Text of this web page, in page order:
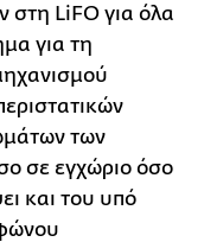
στη LiFO για όλα
για τη
των
σε εγχώριο όσο
και του υπό